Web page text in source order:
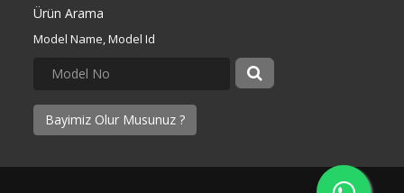
Ürün Arama
Model Name, Model Id
Bayimiz Olur Musunuz ?